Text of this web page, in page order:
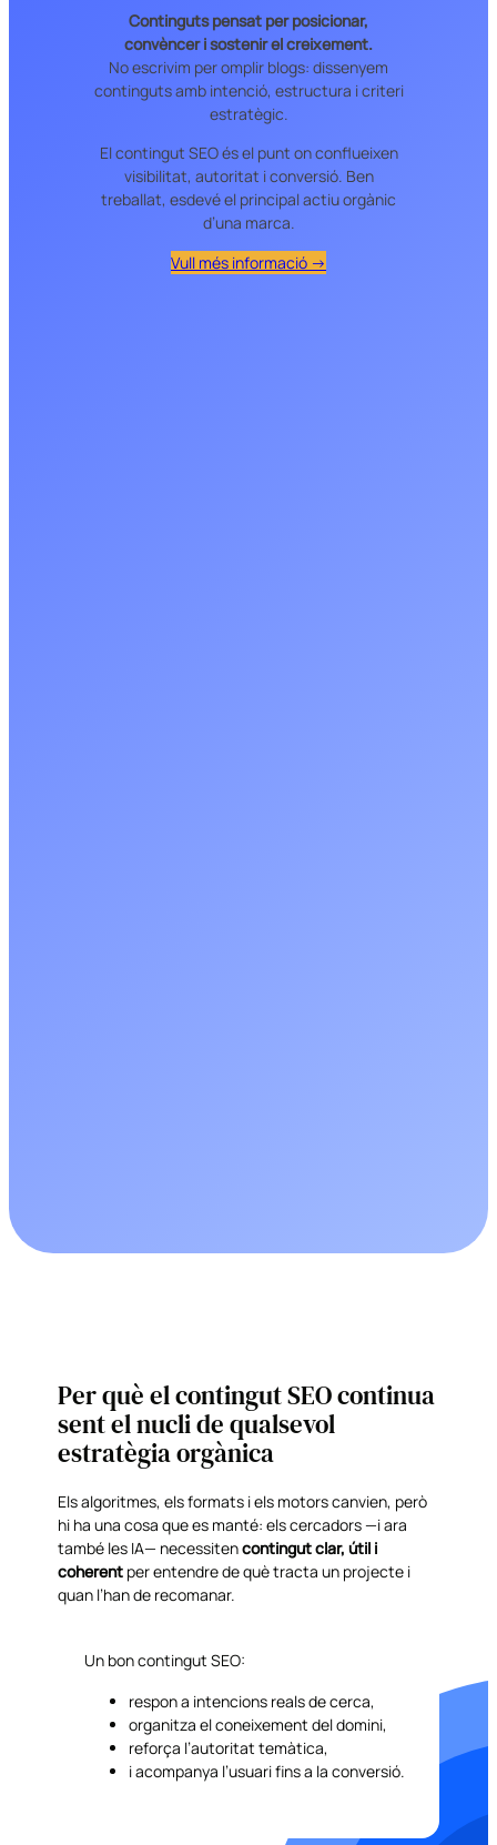
Continguts pensat per posicionar,
convèncer i sostenir el creixement.
No escrivim per omplir blogs: dissenyem
continguts amb intenció, estructura i criteri
estratègic.
El contingut SEO és el punt on conflueixen
visibilitat, autoritat i conversió. Ben
treballat, esdevé el principal actiu orgànic
d’una marca.
Vull més informació →
Per què el contingut SEO continua
sent el nucli de qualsevol
estratègia orgànica
Els algoritmes, els formats i els motors canvien, però
hi ha una cosa que es manté: els cercadors —i ara
també les IA— necessitencontingut clar, útil i
coherent per entendre de què tracta un projecte i
quan l’han de recomanar.
Un bon contingut SEO:
respon a intencions reals de cerca,
organitza el coneixement del domini,
reforça l’autoritat temàtica,
i acompanya l’usuari fins a la conversió.